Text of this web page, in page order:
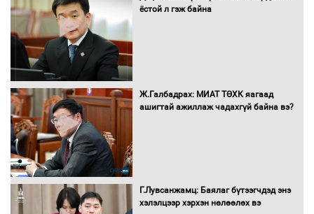
С.Бямбацогт Зүүн Азийн
эрэгтэйчүүдийн волейболын тэмцээнд
Автобензин, дизель түлшний онцгой
албан татварыг тэглэлээ
ёстой л гэж байна
Ж.Галбадрах: МИАТ ТӨХК яагаад
ашигтай ажиллаж чадахгүй байна вэ?
Г.Лувсанжамц: Баялаг бүтээгчдэд энэ
хэлэлцээр хэрхэн нөлөөлөх вэ